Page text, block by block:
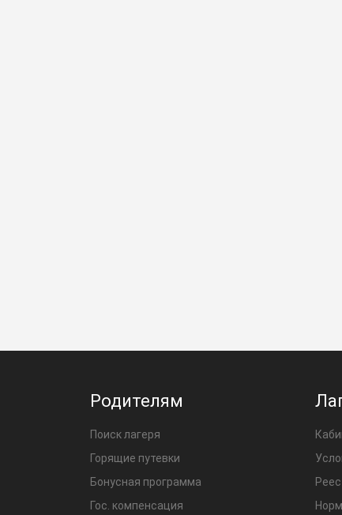
Родителям
Поиск лагеря
Горящие путевки
Бонусная программа
Гос. компенсация